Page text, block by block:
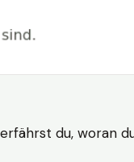
du, woran